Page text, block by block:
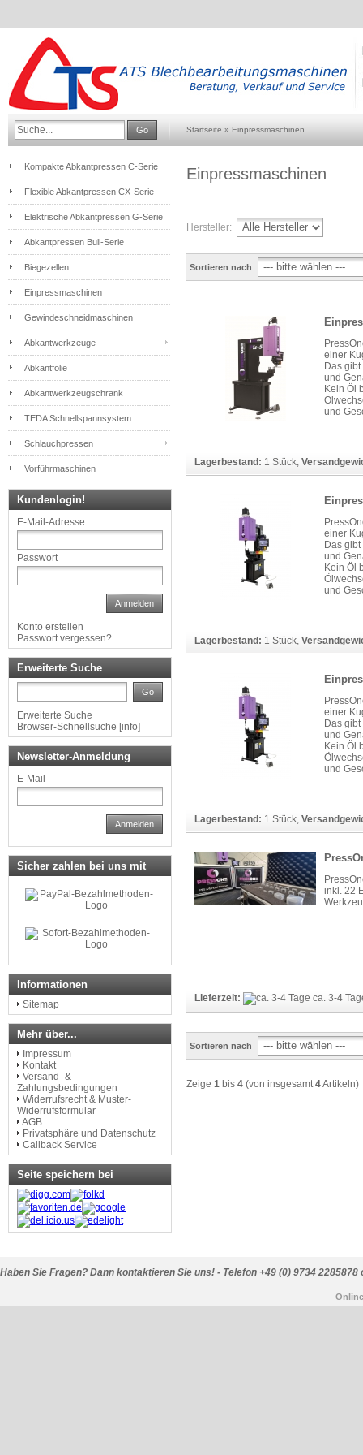
Go Startseite » Einpressmaschinen
Einpressmaschinen
Hersteller:
Sortieren nach
einer
Das
und
Kein Öl
und
Lagerbestand: 1 Stück
einer
Das
und
Kein Öl
und
Lagerbestand: 1 Stück
einer
Das
und
Kein Öl
und
Lagerbestand: 1 Stück
inkl. 22
Lieferzeit: ca. 3-4
Sortieren nach
Zeige 1 bis 4 (von insgesamt 4Artikeln)
Kompakte Abkantpressen C-Serie
Flexible Abkantpressen CX-Serie
Elektrische Abkantpressen G-Serie
Abkantpressen Bull-Serie
Biegezellen
Einpressmaschinen
Gewindeschneidmaschinen
Abkantwerkzeuge
Abkantfolie
Abkantwerkzeugschrank
TEDA Schnellspannsystem
Schlauchpressen
Vorführmaschinen
Kundenlogin!
E-Mail-Adresse
Passwort
Anmelden
Konto erstellen
Passwort vergessen?
Erweiterte Suche
Go
Erweiterte Suche
Browser-Schnellsuche [info]
Newsletter-Anmeldung
E-Mail
Anmelden
Sicher zahlen bei uns mit
Informationen
Sitemap
Mehr über...
Impressum
Kontakt
Versand- &
Zahlungsbedingungen
Widerrufsrecht & Muster-
Widerrufsformular
AGB
Privatsphäre und Datenschutz
Callback Service
Seite speichern bei
Haben Sie Fragen? Dann kontaktieren Sie uns! - Telefon +49 (0) 9734